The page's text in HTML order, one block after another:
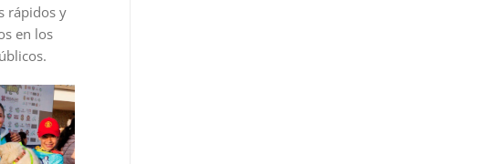
rápidos y
en los